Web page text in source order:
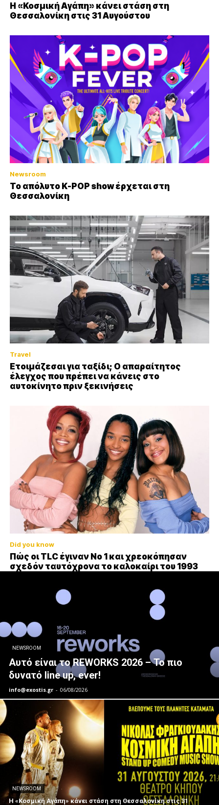
Η «Κοσμική Αγάπη» κάνει στάση στη
Θεσσαλονίκη στις 31 Αυγούστου
Newsroom
Το απόλυτο K-POP show έρχεται στη
Θεσσαλονίκη
Travel
Ετοιμάζεσαι για ταξίδι; Ο απαραίτητος
έλεγχος που πρέπει να κάνεις στο
αυτοκίνητο πριν ξεκινήσεις
Did you know
Πώς οι TLC έγιναν Νο 1 και χρεοκόπησαν
σχεδόν ταυτόχρονα το καλοκαίρι του 1993
NEWSROOM
Αυτό είναι το REWORKS 2026 – Το πιο
δυνατό line up, ever!
info@exostis.gr - 06/08/2026
NEWSROOM
Η «Κοσμική Αγάπη» κάνει στάση στη Θεσσαλονίκη στις 31